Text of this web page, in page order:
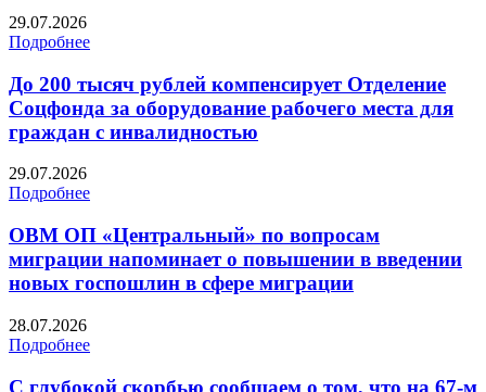
29.07.2026
Подробнее
До 200 тысяч рублей компенсирует Отделение
Соцфонда за оборудование рабочего места для
граждан с инвалидностью
29.07.2026
Подробнее
ОВМ ОП «Центральный» по вопросам
миграции напоминает о повышении в введении
новых госпошлин в сфере миграции
28.07.2026
Подробнее
С глубокой скорбью сообщаем о том, что на 67-м